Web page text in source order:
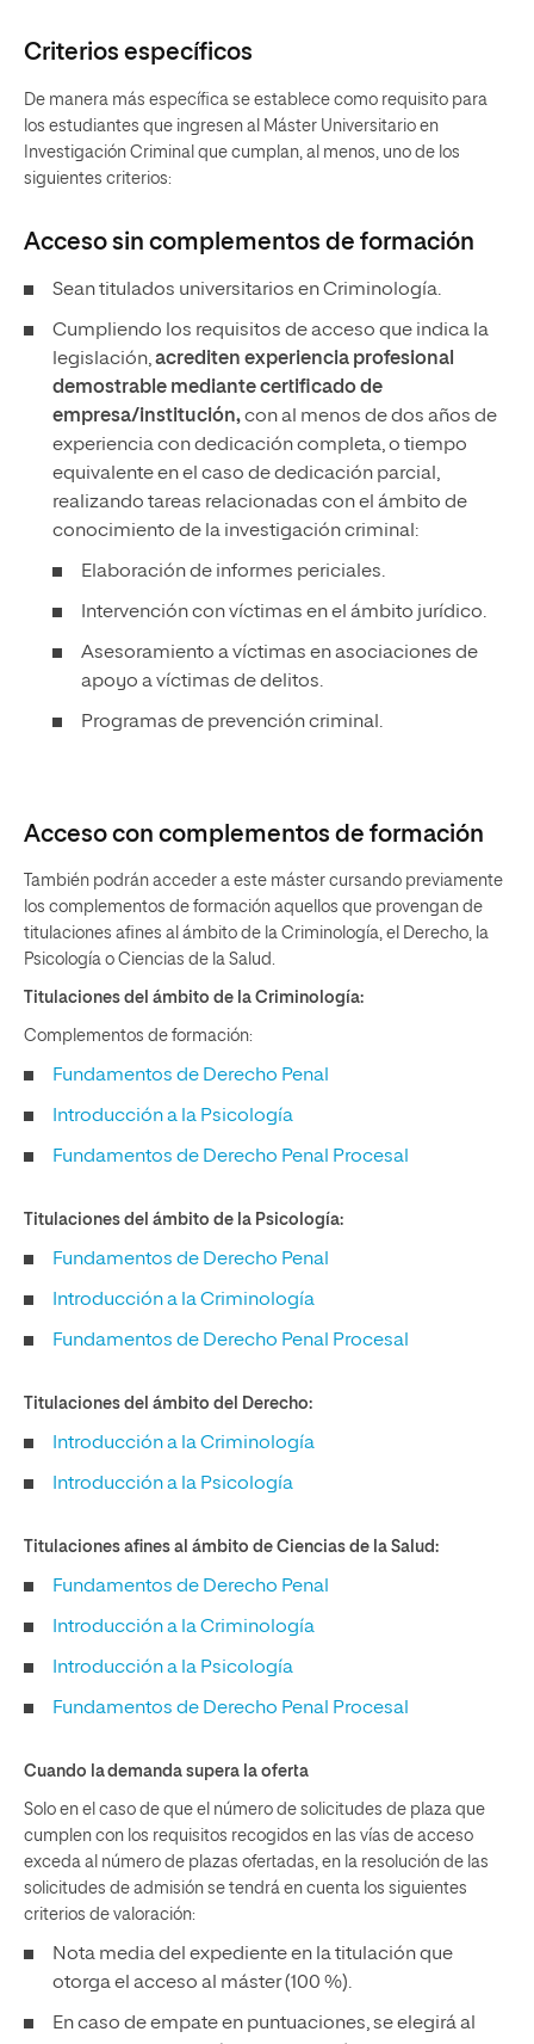
Criterios específicos
De manera más específica se establece como requisito para
los estudiantes que ingresen al Máster Universitario en
Investigación Criminal que cumplan, al menos, uno de los
siguientes criterios:
Acceso sin complementos de formación
Sean titulados universitarios en Criminología.
Cumpliendo los requisitos de acceso que indica la
legislación,acrediten experiencia profesional
demostrable mediante certificado de
empresa/institución,con al menos de dos años de
experiencia con dedicación completa, o tiempo
equivalente en el caso de dedicación parcial,
realizando tareas relacionadas con el ámbito de
conocimiento de la investigación criminal:
Elaboración de informes periciales.
Intervención con víctimas en el ámbito jurídico.
Asesoramiento a víctimas en asociaciones de
apoyo a víctimas de delitos.
Programas de prevención criminal.
Acceso con complementos de formación
También podrán acceder a este máster cursando previamente
los complementos de formación aquellos que provengan de
titulaciones afines al ámbito de la Criminología, el Derecho, la
Psicología o Ciencias de la Salud.
Titulaciones del ámbito de la Criminología:
Complementos de formación:
Fundamentos de Derecho Penal
Introducción a la Psicología
Fundamentos de Derecho Penal Procesal
Titulaciones del ámbito de la Psicología:
Fundamentos de Derecho Penal
Introducción a la Criminología
Fundamentos de Derecho Penal Procesal
Titulaciones del ámbito del Derecho:
Introducción a la Criminología
Introducción a la Psicología
Titulaciones afines al ámbito de Ciencias de la Salud:
Fundamentos de Derecho Penal
Introducción a la Criminología
Introducción a la Psicología
Fundamentos de Derecho Penal Procesal
Cuando la demanda supera la oferta
Solo en el caso de que el número de solicitudes de plaza que
cumplen con los requisitos recogidos en las vías de acceso
exceda al número de plazas ofertadas, en la resolución de las
solicitudes de admisión se tendrá en cuenta los siguientes
criterios de valoración:
Nota media del expediente en la titulación que
otorga el acceso al máster (100 %).
En caso de empate en puntuaciones, se elegirá al